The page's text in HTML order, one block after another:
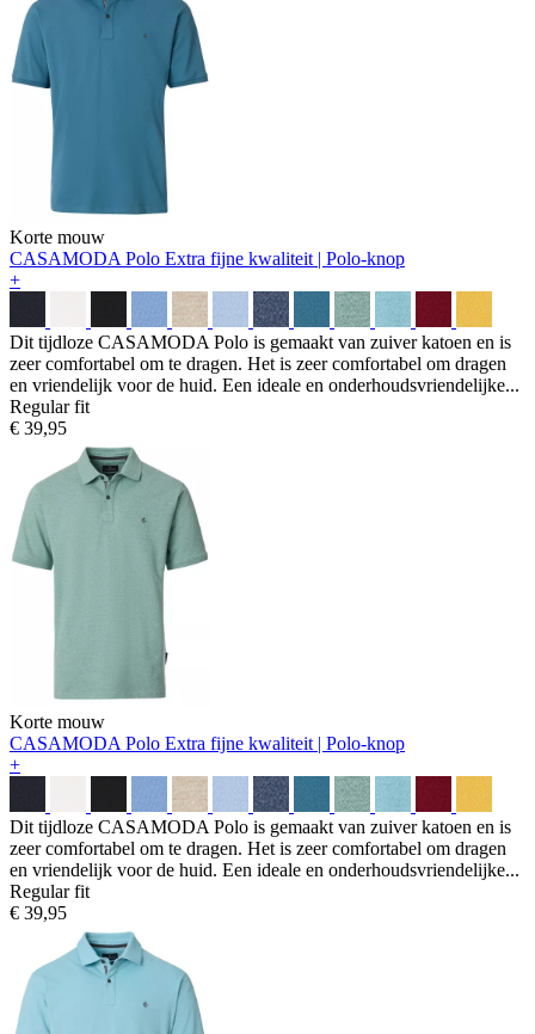
Korte mouw
CASAMODA Polo Extra fijne kwaliteit | Polo-knop
+
Dit tijdloze CASAMODA Polo is gemaakt van zuiver katoen en is
zeer comfortabel om te dragen. Het is zeer comfortabel om dragen
en vriendelijk voor de huid. Een ideale en onderhoudsvriendelijke...
Regular fit
€ 39,95
Korte mouw
CASAMODA Polo Extra fijne kwaliteit | Polo-knop
+
Dit tijdloze CASAMODA Polo is gemaakt van zuiver katoen en is
zeer comfortabel om te dragen. Het is zeer comfortabel om dragen
en vriendelijk voor de huid. Een ideale en onderhoudsvriendelijke...
Regular fit
€ 39,95